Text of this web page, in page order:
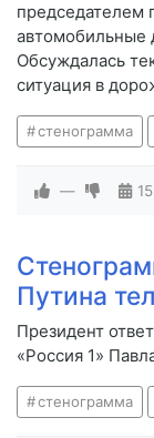
председателем
автомобильные
Обсуждалась
ситуация в
стенограмма
—
Путина
Президент
«Россия 1»
стенограмма